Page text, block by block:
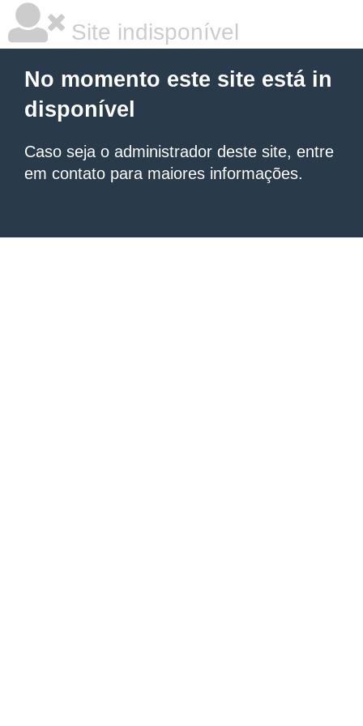
Site indisponível
No momento este site está in
disponível
Caso seja o administrador deste site, entre
em contato para maiores informações.